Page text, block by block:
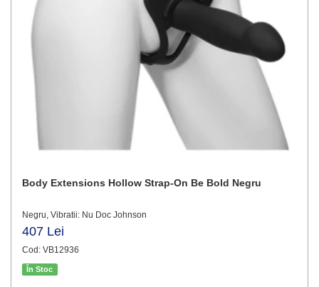
Body Extensions Hollow Strap-On Be Bold Negru
Negru, Vibratii: Nu Doc Johnson
407 Lei
Cod: VB12936
În Stoc